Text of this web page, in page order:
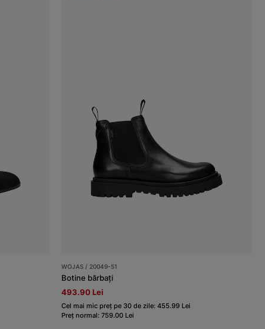
WOJAS / 20049-51
Botine bărbați
493.90 Lei
Cel mai mic preț pe 30 de zile: 455.99 Lei
Preț normal: 759.00 Lei